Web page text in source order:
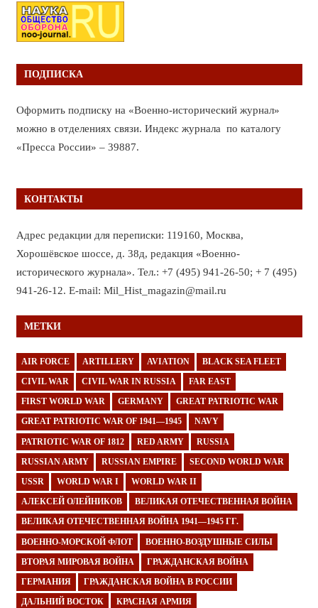
ПОДПИСКА
Оформить подписку на «Военно-исторический журнал»
можно в отделениях связи. Индекс журнала по каталогу
«Пресса России» – 39887.
КОНТАКТЫ
Адрес редакции для переписки: 119160, Москва,
Хорошёвское шоссе, д. 38д, редакция «Военно-
исторического журнала». Тел.: +7 (495) 941-26-50; + 7 (495)
941-26-12. E-mail: Mil_Hist_magazin@mail.ru
МЕТКИ
AIR FORCE ARTILLERY AVIATION BLACK SEA FLEET
CIVIL WAR CIVIL WAR IN RUSSIA FAR EAST
FIRST WORLD WAR GERMANY GREAT PATRIOTIC WAR
GREAT PATRIOTIC WAR OF 1941—1945 NAVY
PATRIOTIC WAR OF 1812 RED ARMY RUSSIA
RUSSIAN ARMY RUSSIAN EMPIRE SECOND WORLD WAR
USSR WORLD WAR I WORLD WAR II
АЛЕКСЕЙ ОЛЕЙНИКОВ ВЕЛИКАЯ ОТЕЧЕСТВЕННАЯ ВОЙНА
ВЕЛИКАЯ ОТЕЧЕСТВЕННАЯ ВОЙНА 1941—1945 ГГ.
ВОЕННО-МОРСКОЙ ФЛОТ ВОЕННО-ВОЗДУШНЫЕ СИЛЫ
ВТОРАЯ МИРОВАЯ ВОЙНА ГРАЖДАНСКАЯ ВОЙНА
ГЕРМАНИЯ ГРАЖДАНСКАЯ ВОЙНА В РОССИИ
ДАЛЬНИЙ ВОСТОК КРАСНАЯ АРМИЯ